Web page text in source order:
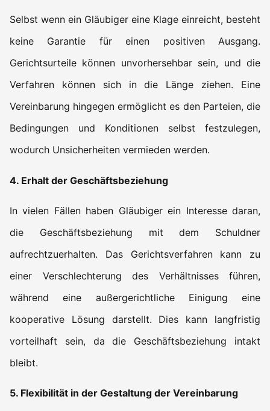
Selbst wenn ein Gläubiger eine Klage einreicht, besteht
keine Garantie für einen positiven Ausgang.
Gerichtsurteile können unvorhersehbar sein, und die
Verfahren können sich in die Länge ziehen. Eine
Vereinbarung hingegen ermöglicht es den Parteien, die
Bedingungen und Konditionen selbst festzulegen,
wodurch Unsicherheiten vermieden werden.
4. Erhalt der Geschäftsbeziehung
In vielen Fällen haben Gläubiger ein Interesse daran,
die Geschäftsbeziehung mit dem Schuldner
aufrechtzuerhalten. Das Gerichtsverfahren kann zu
einer Verschlechterung des Verhältnisses führen,
während eine außergerichtliche Einigung eine
kooperative Lösung darstellt. Dies kann langfristig
vorteilhaft sein, da die Geschäftsbeziehung intakt
bleibt.
5. Flexibilität in der Gestaltung der Vereinbarung